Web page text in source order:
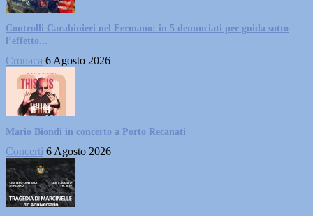
Controlli Carabinieri nel Fermano: in 5 denunciati per guida sotto
l’effetto...
Cronaca 6 Agosto 2026
Mario Biondi in concerto a Porto Recanati
Concerti 6 Agosto 2026